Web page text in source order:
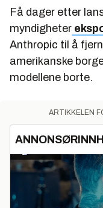
Få dager etter
myndigheter
Anthropic til å
amerikanske
modellene borte.
ARTIKKELEN